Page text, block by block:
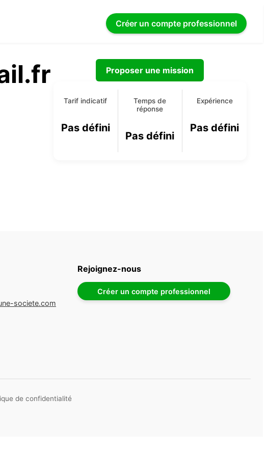
Créer un compte professionnel
Proposer une mission
Tarif indicatif
Pas défini
Temps de
réponse
Pas défini
Expérience
Pas défini
societe.com
Rejoignez-nous
Créer un compte professionnel
de confidentialité